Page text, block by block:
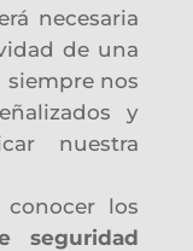
necesaria
de una
siempre nos
y
nuestra
los
seguridad